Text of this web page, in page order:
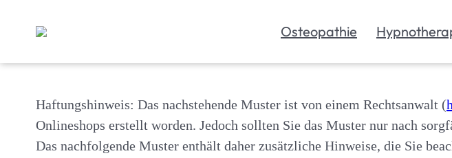
Hauptmenü
Hauptinhalt
Osteopathie
Haftungshinweis: Das nachstehende Muster ist von einem Rechtsanwalt (
Onlineshops erstellt worden. Jedoch sollten Sie das Muster nur nach
Das nachfolgende Muster enthält daher zusätzliche Hinweise, die Sie